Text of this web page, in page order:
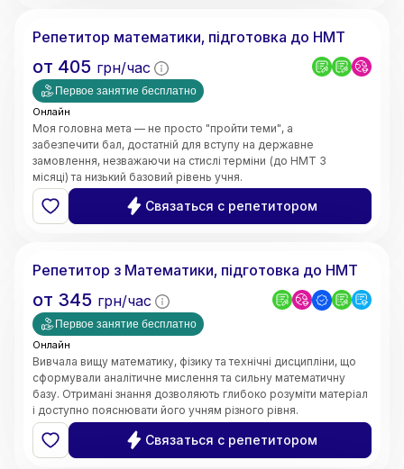
Репетитор математики, підготовка до НМТ
от 405 грн/час
Первое занятие бесплатно
Онлайн
Моя головна мета — не просто "пройти теми", а
забезпечити бал, достатній для вступу на державне
замовлення, незважаючи на стислі терміни (до НМТ 3
місяці) та низький базовий рівень учня.
Швидке відновлення бази знань;
Связаться с репетитором
Репетитор з Математики, підготовка до НМТ
от 345 грн/час
Первое занятие бесплатно
Онлайн
Вивчала вищу математику, фізику та технічні дисципліни, що
сформували аналітичне мислення та сильну математичну
базу. Отримані знання дозволяють глибоко розуміти матеріал
і доступно пояснювати його учням різного рівня.
• Чітке та доступне пояснення складних тем
• Системний та структурований підхід до навчання
• Індивідуальний підхід до кожного учня
Связаться с репетитором